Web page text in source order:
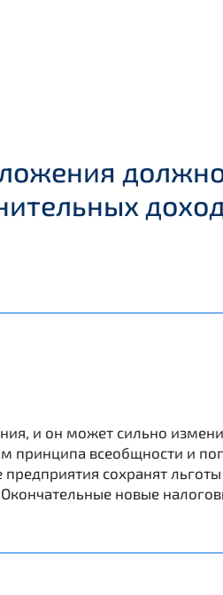
и он может сильно
всеобщности и
сохранят
новые